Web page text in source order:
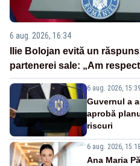
6 aug. 2026, 16:34
Ilie Bolojan evită un
partenerei sale: „Am
6 aug. 2026, 15:39
Guvernul a
aprobă
riscuri
6 aug. 2026, 15:18
Ana Maria